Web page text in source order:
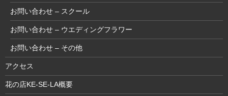
お問い合わせ – スクール
お問い合わせ – ウエディングフラワー
お問い合わせ – その他
アクセス
花の店KE-SE-LA概要